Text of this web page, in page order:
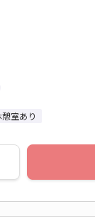
室あり